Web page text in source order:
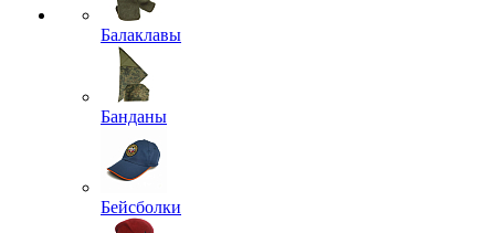
Балаклавы
Банданы
Бейсболки